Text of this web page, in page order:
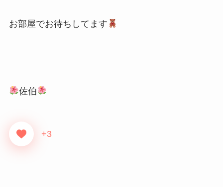
お部屋でお待ちしてます
佐伯
+3